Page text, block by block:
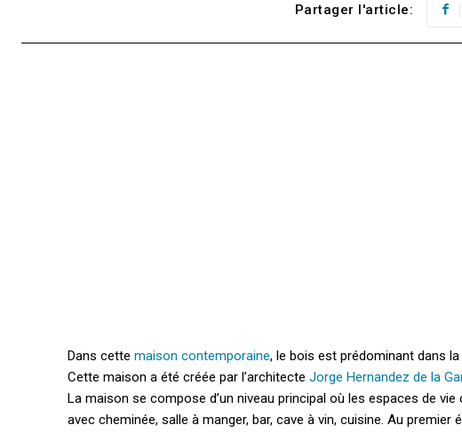
Partager l'article:
Dans cette maison contemporaine, le bois est prédominant dans
Cette maison a été créée par l’architecte Jorge Hernandez de la
La maison se compose d’un niveau principal où les espaces de
avec cheminée, salle à manger, bar, cave à vin, cuisine. Au premier